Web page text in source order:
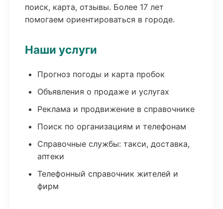
поиск, карта, отзывы. Более 17 лет
помогаем ориентироваться в городе.
Наши услуги
Прогноз погоды и карта пробок
Объявления о продаже и услугах
Реклама и продвижение в справочнике
Поиск по организациям и телефонам
Справочные службы: такси, доставка,
аптеки
Телефонный справочник жителей и
фирм